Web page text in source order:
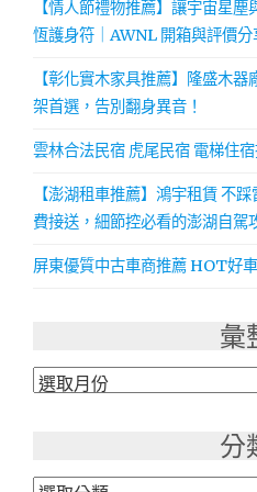
【情人節禮物推薦】讓宇宙星
恆護身符｜AWNL 開箱與評價分
【彰化實木家具推薦】隆盛木
架首選，告別翻身異音！
雲林合法民宿 虎尾民宿 電梯住
【澎湖租車推薦】鴻宇租賃 不
費接送，細節控必看的澎湖自駕
屏東優質中古車商推薦 HOT好
彙
彙
分